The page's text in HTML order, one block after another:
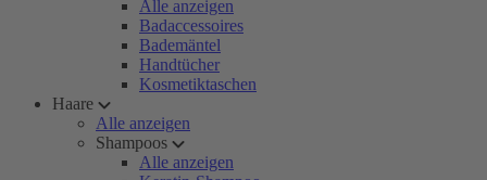
Alle anzeigen
Badaccessoires
Bademäntel
Handtücher
Kosmetiktaschen
Haare
Alle anzeigen
Shampoos
Alle anzeigen